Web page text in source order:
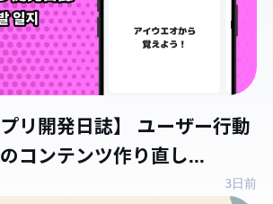
プリ開発日誌】 ユーザー行動
コンテンツ作り直し...
3日前